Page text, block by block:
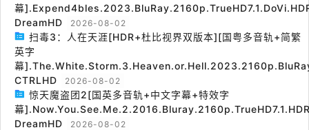
幕
DreamHD
2026-08-02
扫毒3：人在天涯[HDR+杜比视界双版本][国粤多音轨+简繁
英字
幕
CTRLHD
2026-08-02
惊天魔盗团2[国英多音轨+中文字幕+特效字
幕
DreamHD
2026-08-02